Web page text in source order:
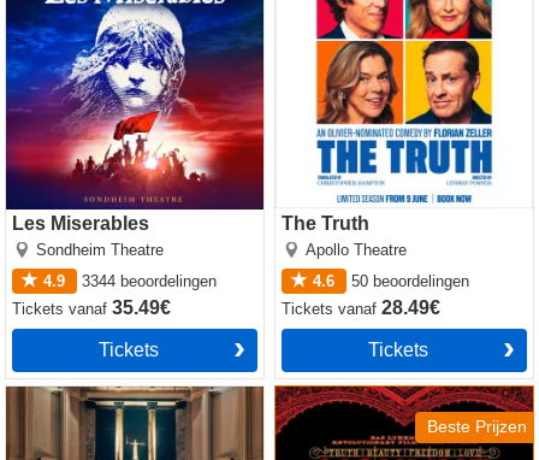
Les Miserables
Sondheim Theatre
4.9
3344 beoordelingen
Ticketsvanaf35.49€
Tickets
The Truth
Apollo Theatre
4.6
50 beoordelingen
Ticketsvanaf28.49€
Tickets
Witness for the Prosecution
by Agatha Christie
Beste Prijzen
Moulin Rouge! The Musical